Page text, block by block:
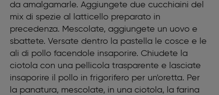
da amalgamarle. Aggiungete due cucchiaini del
mix di spezie al latticello preparato in
precedenza. Mescolate, aggiungete un uovo e
sbattete. Versate dentro la pastella le cosce e le
ali di pollo facendole insaporire. Chiudete la
ciotola con una pellicola trasparente e lasciate
insaporire il pollo in frigorifero per un'oretta. Per
la panatura, mescolate, in una ciotola, la farina